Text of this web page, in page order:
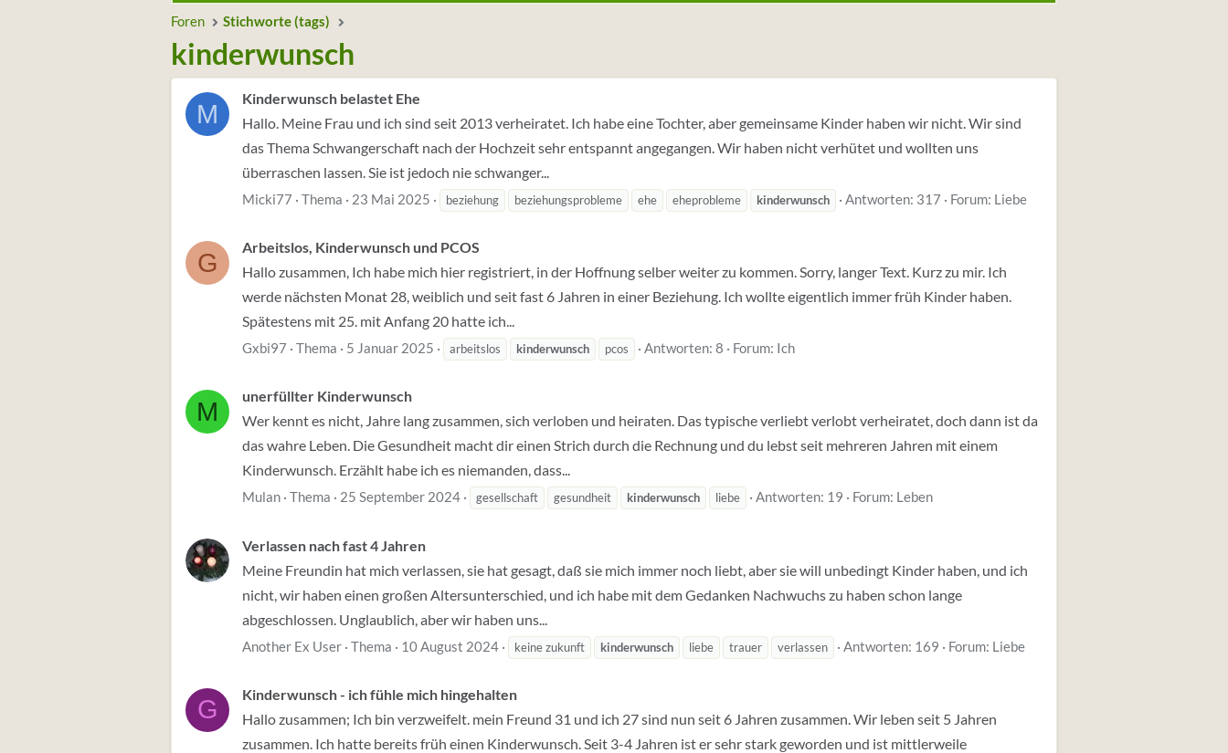
Foren Stichworte (tags)
kinderwunsch
M
Kinderwunsch belastet Ehe
Hallo. Meine Frau und ich sind seit 2013 verheiratet. Ich habe eine Tochter, aber gemeinsame Kinder haben wir nicht. Wir sind
das Thema Schwangerschaft nach der Hochzeit sehr entspannt angegangen. Wir haben nicht verhütet und wollten uns
überraschen lassen. Sie ist jedoch nie schwanger...
Micki77 Thema 23 Mai 2025 beziehung beziehungsprobleme ehe eheprobleme kinderwunsch Antworten: 317 Forum: Liebe
G
Arbeitslos, Kinderwunsch und PCOS
Hallo zusammen, Ich habe mich hier registriert, in der Hoffnung selber weiter zu kommen. Sorry, langer Text. Kurz zu mir. Ich
werde nächsten Monat 28, weiblich und seit fast 6 Jahren in einer Beziehung. Ich wollte eigentlich immer früh Kinder haben.
Spätestens mit 25. mit Anfang 20 hatte ich...
Gxbi97 Thema 5 Januar 2025 arbeitslos kinderwunsch pcos Antworten: 8 Forum: Ich
M
unerfüllter Kinderwunsch
Wer kennt es nicht, Jahre lang zusammen, sich verloben und heiraten. Das typische verliebt verlobt verheiratet, doch dann ist da
das wahre Leben. Die Gesundheit macht dir einen Strich durch die Rechnung und du lebst seit mehreren Jahren mit einem
Kinderwunsch. Erzählt habe ich es niemanden, dass...
Mulan Thema 25 September 2024 gesellschaft gesundheit kinderwunsch liebe Antworten: 19 Forum: Leben
Verlassen nach fast 4 Jahren
Meine Freundin hat mich verlassen, sie hat gesagt, daß sie mich immer noch liebt, aber sie will unbedingt Kinder haben, und ich
nicht, wir haben einen großen Altersunterschied, und ich habe mit dem Gedanken Nachwuchs zu haben schon lange
abgeschlossen. Unglaublich, aber wir haben uns...
Another Ex User Thema 10 August 2024 keine zukunft kinderwunsch liebe trauer verlassen Antworten: 169 Forum: Liebe
G
Kinderwunsch - ich fühle mich hingehalten
Hallo zusammen; Ich bin verzweifelt. mein Freund 31 und ich 27 sind nun seit 6 Jahren zusammen. Wir leben seit 5 Jahren
zusammen. Ich hatte bereits früh einen Kinderwunsch. Seit 3-4 Jahren ist er sehr stark geworden und ist mittlerweile